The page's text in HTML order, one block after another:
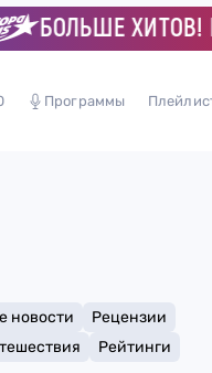
БОЛЬШЕ ХИТОВ!
Программы
новости
Рецензии
Рейтинги